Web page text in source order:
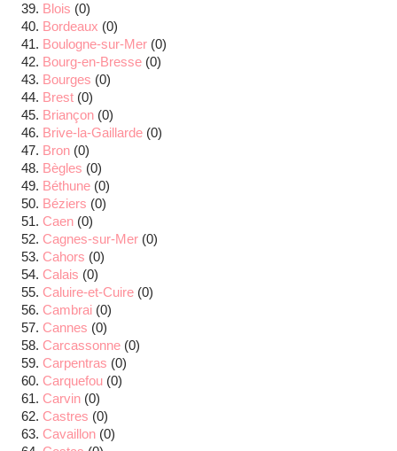
Blois (0)
Bordeaux (0)
Boulogne-sur-Mer (0)
Bourg-en-Bresse (0)
Bourges (0)
Brest (0)
Briançon (0)
Brive-la-Gaillarde (0)
Bron (0)
Bègles (0)
Béthune (0)
Béziers (0)
Caen (0)
Cagnes-sur-Mer (0)
Cahors (0)
Calais (0)
Caluire-et-Cuire (0)
Cambrai (0)
Cannes (0)
Carcassonne (0)
Carpentras (0)
Carquefou (0)
Carvin (0)
Castres (0)
Cavaillon (0)